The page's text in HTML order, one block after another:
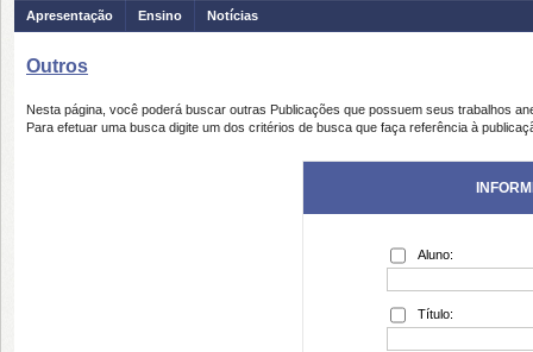
Apresentação Ensino Notícias
Outros
Nesta página, você poderá buscar outras Publicações que possuem seus trabalhos
Para efetuar uma busca digite um dos critérios de busca que faça referência à
Aluno:
Título: